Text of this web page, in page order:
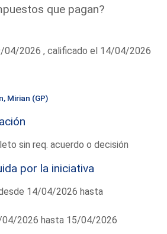
que pagan?
04/2026 , calificado el 14/04/2026
Mirian (GP)
sin req. acuerdo o decisión
por la iniciativa
14/04/2026 hasta
2026 hasta 15/04/2026